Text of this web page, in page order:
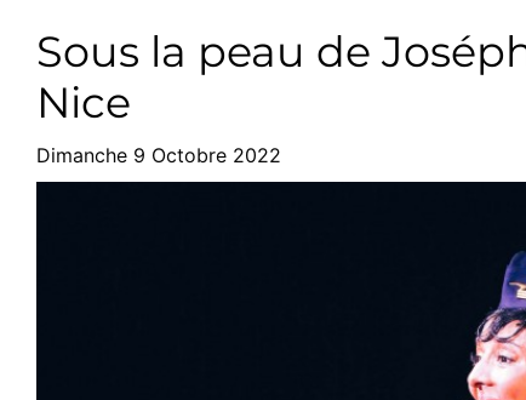
Sous la peau de
Nice
Dimanche 9 Octobre 2022